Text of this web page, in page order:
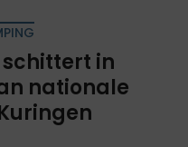
schittert in
nationale